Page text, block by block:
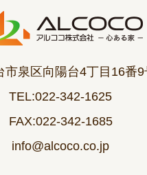
市泉区向陽台4丁目16番
TEL:022-342-1625
FAX:022-342-1685
info@alcoco.co.jp